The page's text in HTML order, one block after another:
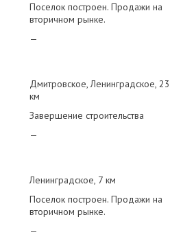
Поселок построен. Продажи на
вторичном рынке.
—
Дмитровское Ленинградское 23
км
Завершение строительства
—
Ленинградское 7 км
Поселок построен. Продажи на
вторичном рынке.
—